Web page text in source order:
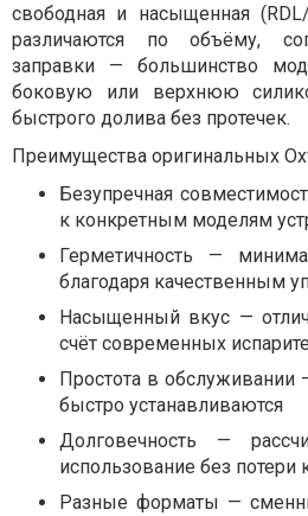
свободная и насыщенная
различаются по объёму,
заправки — большинство
боковую или верхнюю
быстрого долива без протечек.
Преимущества оригинальных
Безупречная
к конкретным моделям
Герметичность —
благодаря качественным
Насыщенный вкус —
счёт современных
Простота в обслуживании
быстро устанавливаются
Долговечность —
использование без потери
Разные форматы —